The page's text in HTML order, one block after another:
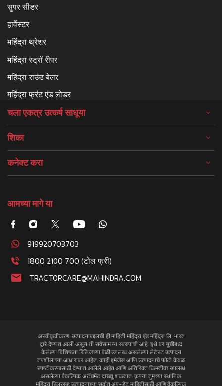
सुपर सीडर
हार्वेस्टर
महिंद्रा थ्रेशर
महिंद्रा स्ट्रॉ रीपर
महिंद्रा राउंड बेलर
महिंद्रा फ्रंट एंड लोडर
चला एकत्र उत्कर्ष साधूया
शिका
कनेक्ट करा
आमच्या मागे या
919920703703
1800 2100 700 (टोल फ्री)
TRACTORCARE@MAHINDRA.COM
अस्वीकृतीकरण: उत्पादनाबद्दलची ही माहिती महिंद्रा एंड महिंद्रा लि. भारत
द्वारे देण्यात आली असून ती सर्वसामान्य स्वरुपाची आहे. इथे वर सूचीबध्द
केलेल्या विशिष्ठता रिलिजच्या वेळी उपलब्ध असलेल्या लेटेस्ट उत्पादन
तपशीलाच्या आधारावर आहेत. काही इमेजेस आणि उत्पादनाचे फोटो केवळ
स्पष्टीकरणासाठी देण्यात आलेले आहेत आणि अतिरिक्त किमतीवर उपलब्ध
असलेल्या वैकल्पिक अटॅचमेंट दाखवू शकतात. कृपया तुमच्या स्थानिक
महिंद्रा डिलरसह उत्पादनाच्या सर्वात अप-डेट माहितीसाठी आणि वैकल्पिक